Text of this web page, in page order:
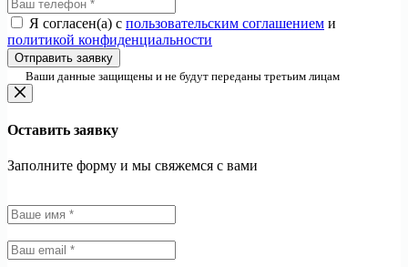
Я согласен(а) с пользовательским соглашением и
политикой конфиденциальности
Отправить заявку
Ваши данные защищены и не будут переданы третьим лицам
Оставить заявку
Заполните форму и мы свяжемся с вами